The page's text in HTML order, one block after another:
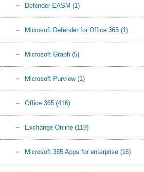
Defender EASM (1)
Microsoft Defender for Office 365 (1)
Microsoft Graph (5)
Microsoft Purview (1)
Office 365 (416)
Exchange Online (119)
Microsoft 365 Apps for enterprise (16)